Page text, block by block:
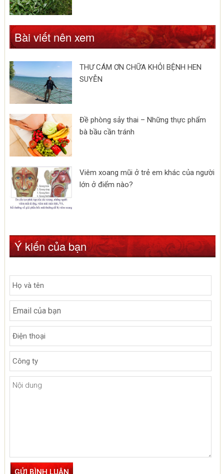
Bài viết nên xem
THƯ CÁM ƠN CHỮA KHỎI BỆNH HEN
SUYỄN
Đề phòng sảy thai – Những thực phẩm
bà bầu cần tránh
Viêm xoang mũi ở trẻ em khác của người
lớn ở điểm nào?
Ý kiến của bạn